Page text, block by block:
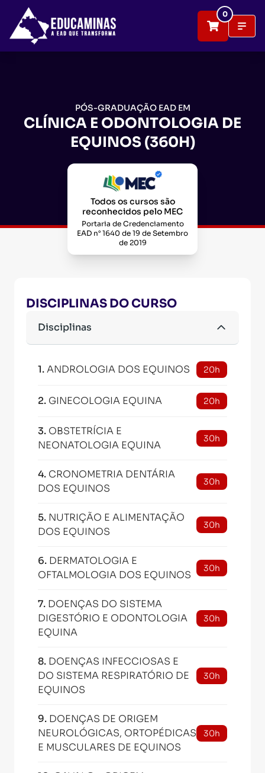
0
PÓS-GRADUAÇÃO EAD EM
CLÍNICA E ODONTOLOGIA DE
EQUINOS (360H)
Todos os cursos são
reconhecidos pelo MEC
Portaria de Credenciamento
EAD n° 1640 de 19 de Setembro
de 2019
DISCIPLINAS DO CURSO
Disciplinas
1.ANDROLOGIA DOS EQUINOS 20h
2. GINECOLOGIA EQUINA 20h
3. OBSTETRÍCIA E
NEONATOLOGIA EQUINA
30h
4. CRONOMETRIA DENTÁRIA
DOS EQUINOS
30h
5. NUTRIÇÃO E ALIMENTAÇÃO
DOS EQUINOS
30h
6. DERMATOLOGIA E
OFTALMOLOGIA DOS EQUINOS
30h
7. DOENÇAS DO SISTEMA
DIGESTÓRIO E ODONTOLOGIA
EQUINA
30h
8. DOENÇAS INFECCIOSAS E
DO SISTEMA RESPIRATÓRIO DE
EQUINOS
30h
9. DOENÇAS DE ORIGEM
NEUROLÓGICAS, ORTOPÉDICAS
E MUSCULARES DE EQUINOS
30h